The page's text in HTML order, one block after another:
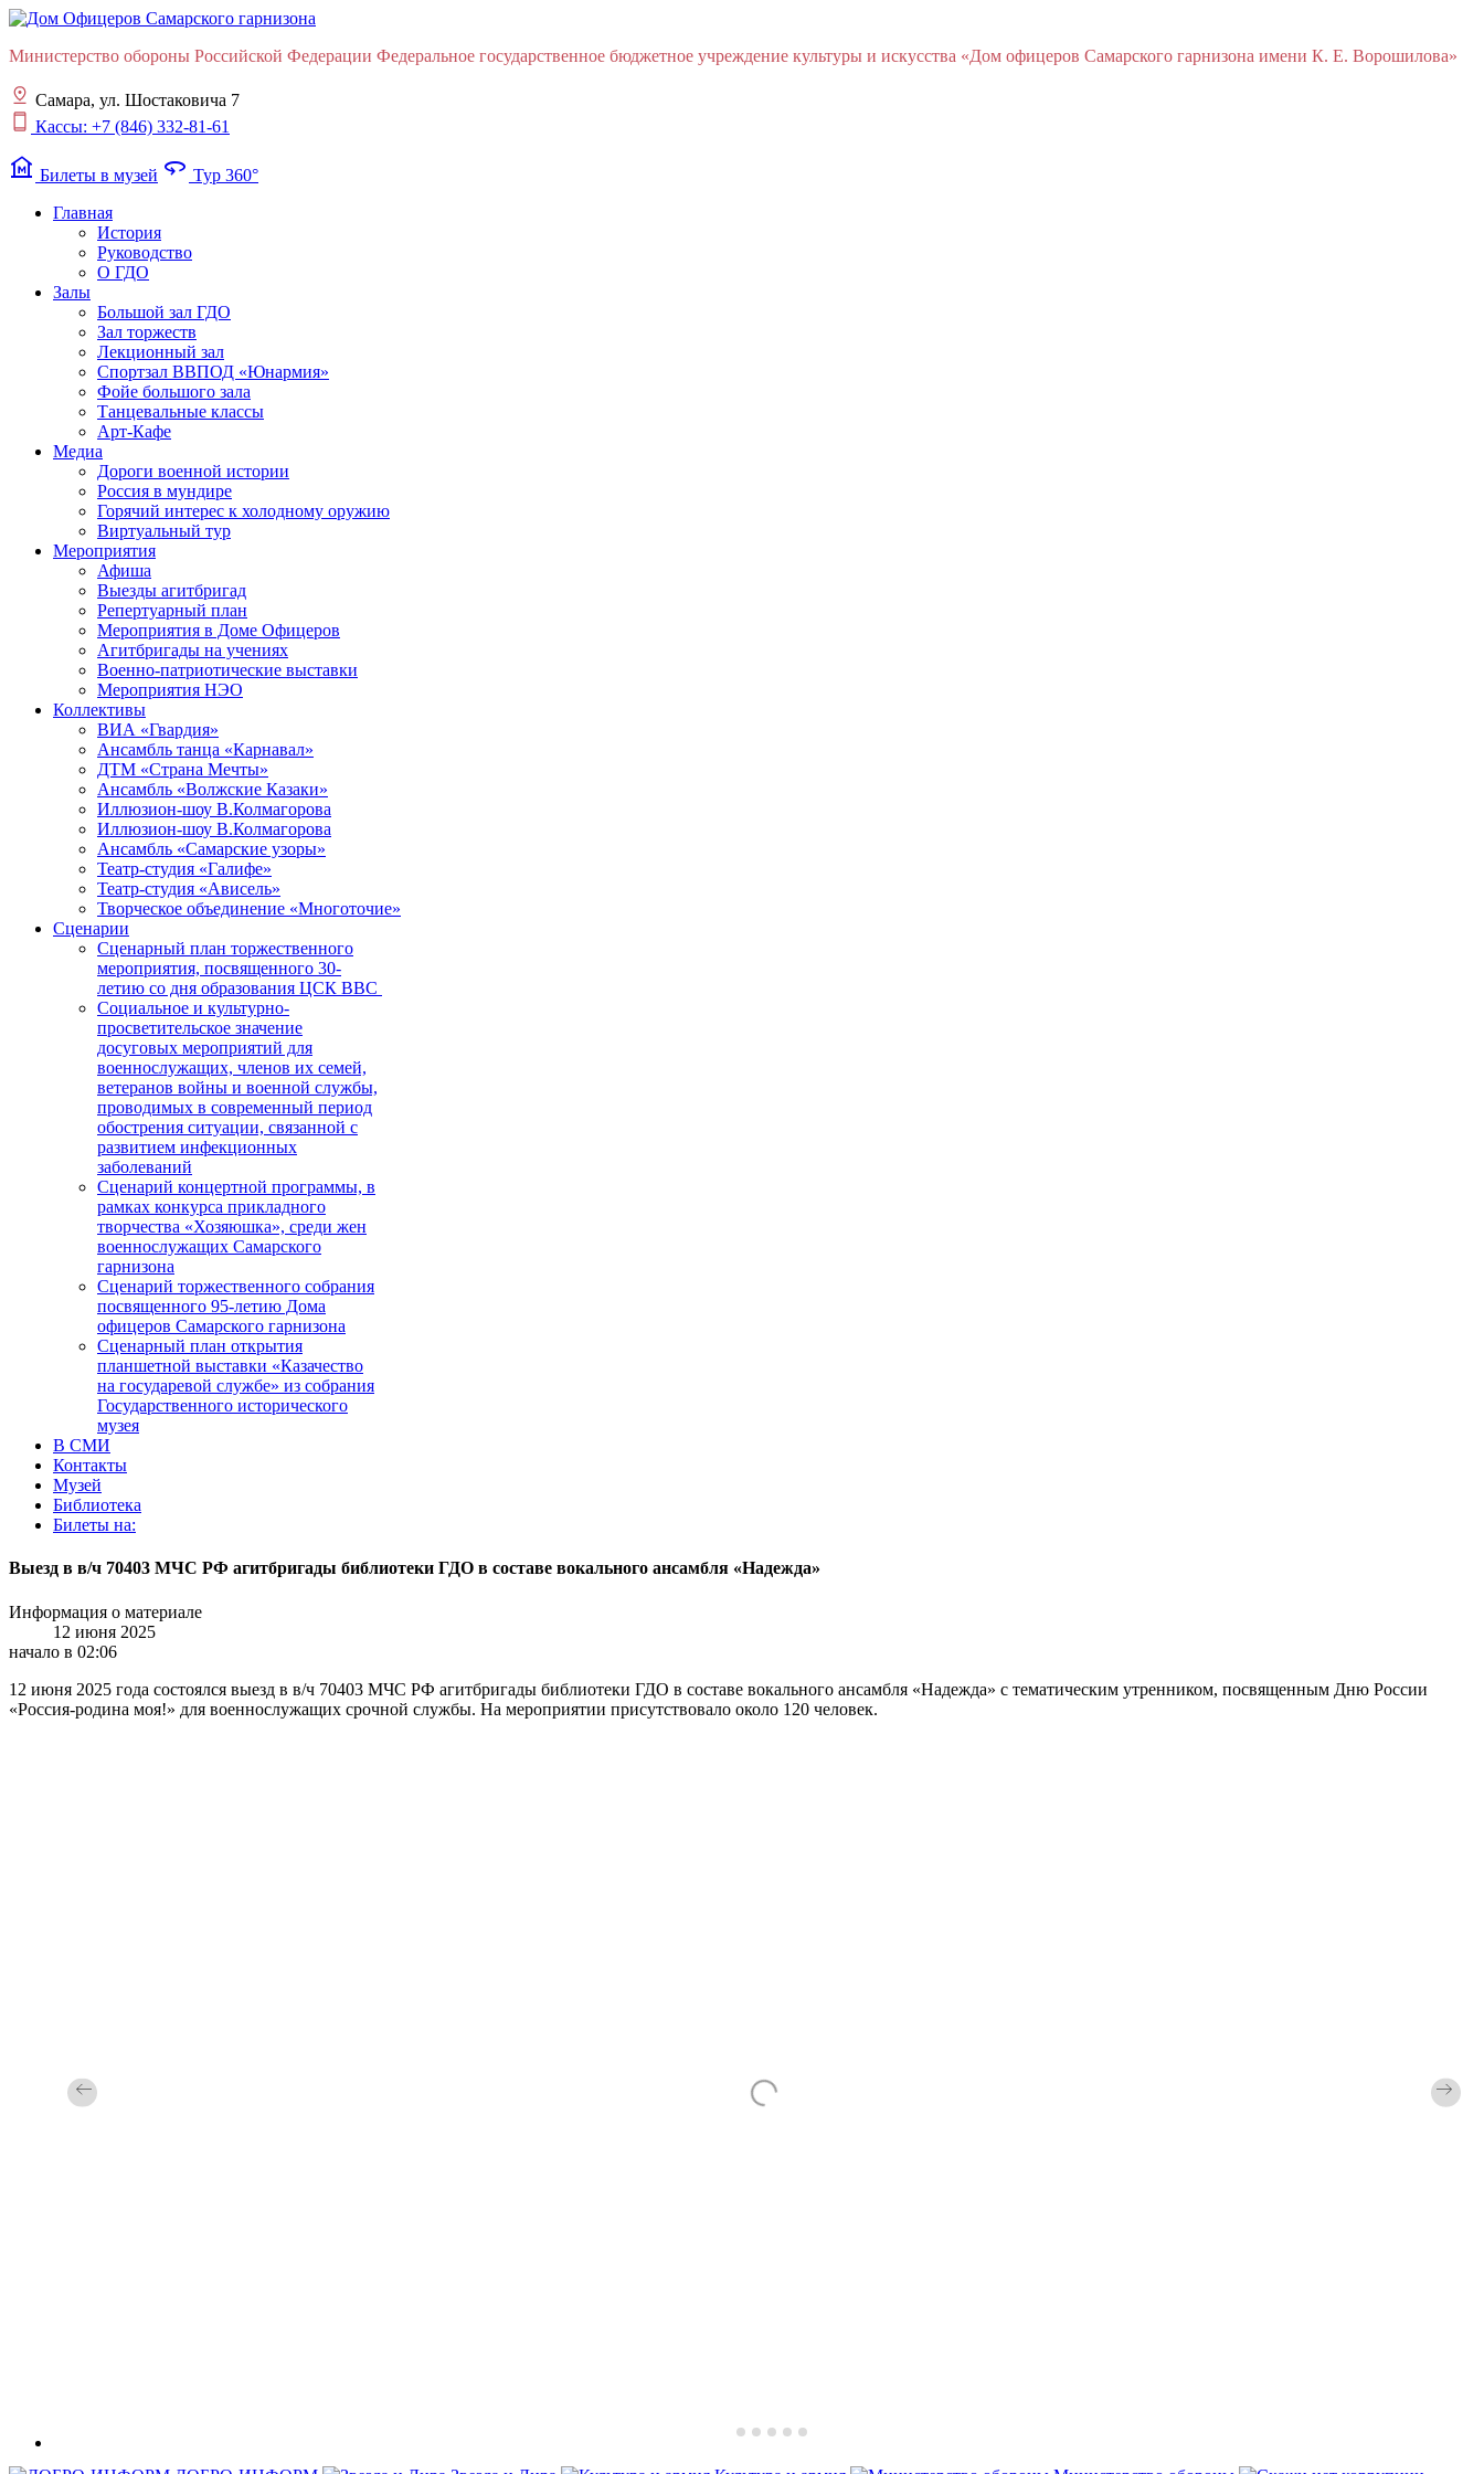
Министерство обороны Российской Федерации Федеральное государственное бюджетное учреждение культуры и искусства «Дом офицеров Cамарского гарнизона имени К. Е. Ворошилова»
Самара, ул. Шостаковича 7
Кассы: +7 (846) 332-81-61
museum Билеты в музей 360 Тур 360°
Главная
История
Руководство
О ГДО
Залы
Большой зал ГДО
Зал торжеств
Лекционный зал
Cпортзал ВВПОД «Юнармия»
Фойе большого зала
Танцевальные классы
Арт-Кафе
Медиа
Дороги военной истории
Россия в мундире
Горячий интерес к холодному оружию
Виртуальный тур
Мероприятия
Афиша
Выезды агитбригад
Репертуарный план
Мероприятия в Доме Офицеров
Агитбригады на учениях
Военно-патриотические выставки
Мероприятия НЭО
Коллективы
ВИА «Гвардия»
Ансамбль танца «Карнавал»
ДТМ «Страна Мечты»
Ансамбль «Волжские Казаки»
Иллюзион-шоу В.Колмагорова
Иллюзион-шоу В.Колмагорова
Ансамбль «Самарские узоры»
Театр-студия «Галифе»
Театр-студия «Ависель»
Творческое объединение «Многоточие»
Сценарии
Сценарный план торжественного
мероприятия, посвященного 30-
летию со дня образования ЦСК ВВС
Социальное и культурно-
просветительское значение
досуговых мероприятий для
военнослужащих, членов их семей,
ветеранов войны и военной службы,
проводимых в современный период
обострения ситуации, связанной с
развитием инфекционных
заболеваний
Сценарий концертной программы, в
рамках конкурса прикладного
творчества «Хозяюшка», среди жен
военнослужащих Самарского
гарнизона
Сценарий торжественного собрания
посвященного 95-летию Дома
офицеров Самарского гарнизона
Сценарный план открытия
планшетной выставки «Казачество
на государевой службе» из собрания
Государственного исторического
музея
В СМИ
Контакты
Музей
Библиотека
Билеты на:
Выезд в в/ч 70403 МЧС РФ агитбригады библиотеки ГДО в составе вокального ансамбля «Надежда»
Информация о материале
12 июня 2025
начало в 02:06
12 июня 2025 года состоялся выезд в в/ч 70403 МЧС РФ агитбригады библиотеки ГДО в составе вокального ансамбля «Надежда» с тематическим утренником, посвященным Дню России
«Россия-родина моя!» для военнослужащих срочной службы. На мероприятии присутствовало около 120 человек.